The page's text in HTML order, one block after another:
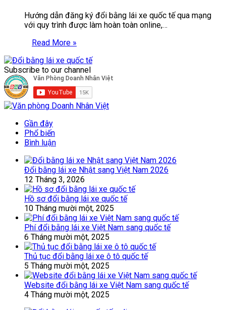
Hướng dẫn đăng ký đổi bằng lái xe quốc tế qua mạng
với quy trình được làm hoàn toàn online,…
Read More »
Subscribe to our channel
Gần đây
Phổ biến
Bình luận
Đổi bằng lái xe Nhật sang Việt Nam 2026
12 Tháng 3, 2026
Hồ sơ đổi bằng lái xe quốc tế
10 Tháng mười một, 2025
Phí đổi bằng lái xe Việt Nam sang quốc tế
6 Tháng mười một, 2025
Thủ tục đổi bằng lái xe ô tô quốc tế
5 Tháng mười một, 2025
Website đổi bằng lái xe Việt Nam sang quốc tế
4 Tháng mười một, 2025